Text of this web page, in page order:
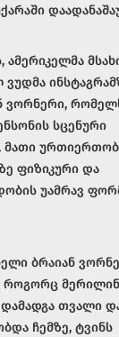
ვორნერი,
სცენური
მათი
ფიზიკური და
უამრავ
ბრაიან
მერილინ
თვალი
ჩემზე, ტვინს